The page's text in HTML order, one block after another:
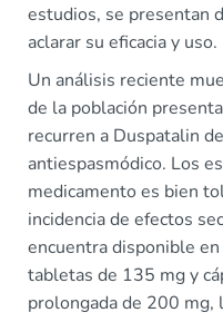
estudios, se presentan
aclarar su eficacia y uso.
Un análisis reciente
de la población
recurren a Duspatalin
antiespasmódico. Los
medicamento es bien
incidencia de efectos
encuentra disponible
tabletas de 135 mg y
prolongada de 200 mg,